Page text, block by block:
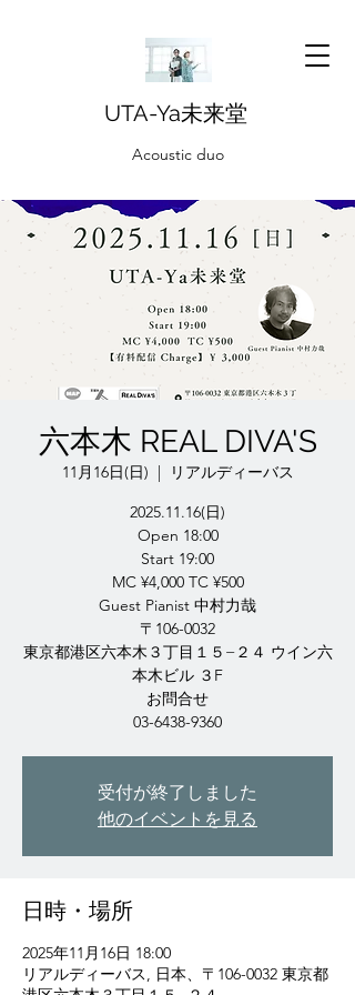
UTA-Ya未来堂
Acoustic duo
六本木 REAL DIVA'S
11月16日(日)
  |
リアルディーバス
2025.11.16(日)
Open 18:00
Start 19:00
MC ¥4,000 TC ¥500
Guest Pianist 中村力哉
〒106-0032
東京都港区六本木３丁目１５−２４ ウイン六
本木ビル ３F
お問合せ
03-6438-9360
受付が終了しました
他のイベントを見る
日時・場所
2025年11月16日 18:00
リアルディーバス, 日本、〒106-0032 東京都